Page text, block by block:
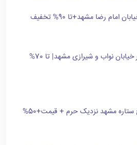
رضا مشهد+تا 90% تخفیف
اجاره و لیست سوئیت ها در خیابان نواب و شیرازی مشهد| تا 70%
لیست بهترین هتل های پنج ستاره مشهد نزدیک حرم + قیمت+50%